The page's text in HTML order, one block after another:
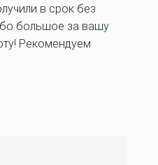
в срок без
большое за вашу
Рекомендуем